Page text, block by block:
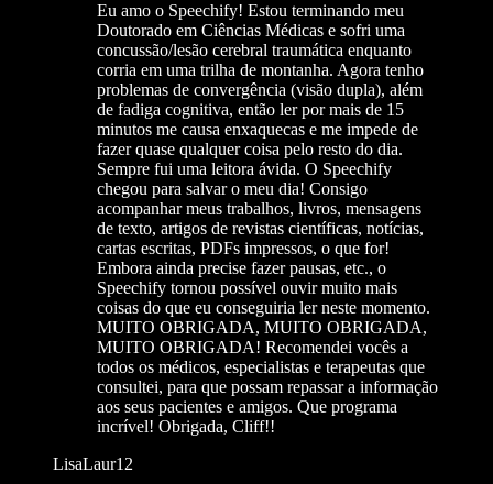
Eu amo o Speechify! Estou terminando meu
Doutorado em Ciências Médicas e sofri uma
concussão/lesão cerebral traumática enquanto
corria em uma trilha de montanha. Agora tenho
problemas de convergência (visão dupla), além
de fadiga cognitiva, então ler por mais de 15
minutos me causa enxaquecas e me impede de
fazer quase qualquer coisa pelo resto do dia.
Sempre fui uma leitora ávida. O Speechify
chegou para salvar o meu dia! Consigo
acompanhar meus trabalhos, livros, mensagens
de texto, artigos de revistas científicas, notícias,
cartas escritas, PDFs impressos, o que for!
Embora ainda precise fazer pausas, etc., o
Speechify tornou possível ouvir muito mais
coisas do que eu conseguiria ler neste momento.
MUITO OBRIGADA, MUITO OBRIGADA,
MUITO OBRIGADA! Recomendei vocês a
todos os médicos, especialistas e terapeutas que
consultei, para que possam repassar a informação
aos seus pacientes e amigos. Que programa
incrível! Obrigada, Cliff!!
LisaLaur12